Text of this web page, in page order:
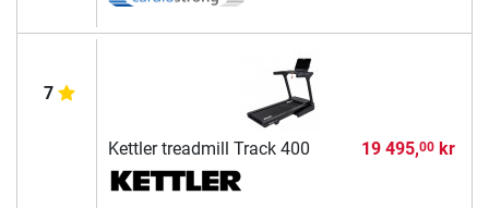
7
Kettler treadmill Track 400 19 495,00kr